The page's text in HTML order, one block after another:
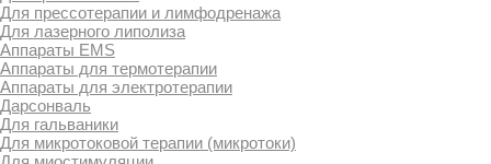
Для прессотерапии и лимфодренажа
Для лазерного липолиза
Аппараты EMS
Аппараты для термотерапии
Аппараты для электротерапии
Дарсонваль
Для гальваники
Для микротоковой терапии (микротоки)